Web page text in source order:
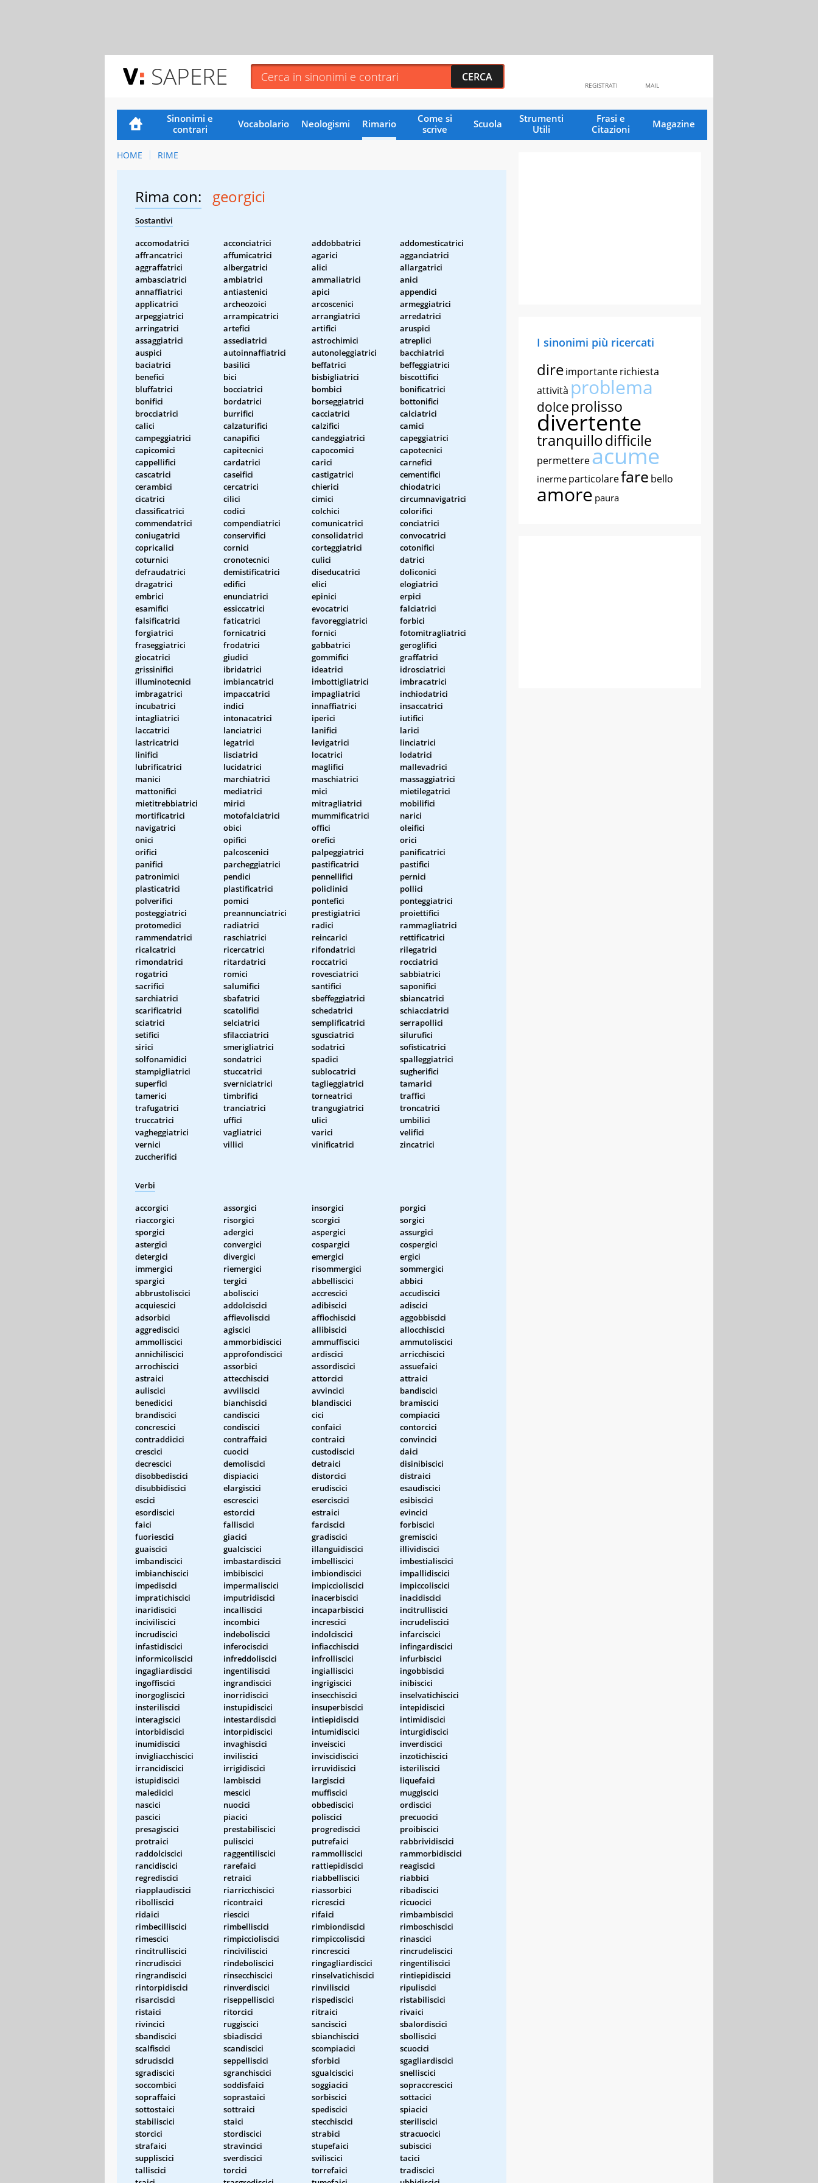
SAPERE MAIL
REGISTRATI
Sinonimi e
contrari
Vocabolario Neologismi Rimario
Come si
scrive
Scuola
Strumenti
Utili
Frasi e
Citazioni
Magazine
HOME RIME
Rima con: georgici
Sostantivi
accomodatrici acconciatrici addobbatrici
addomesticatrici
affrancatrici
affumicatrici agarici
agganciatrici
aggraffatrici
albergatrici alici
allargatrici
ambasciatrici
ambiatrici ammaliatrici
anici
annaffiatrici
antiastenici apici
appendici
applicatrici
archeozoici arcoscenici
armeggiatrici
arpeggiatrici
arrampicatrici arrangiatrici
arredatrici
arringatrici
artefici artifici
aruspici
assaggiatrici
assediatrici astrochimici
atreplici
auspici
autoinnaffiatrici autonoleggiatrici
bacchiatrici
baciatrici
basilici beffatrici
beffeggiatrici
benefici
bici bisbigliatrici
biscottifici
bluffatrici
bocciatrici bombici
bonificatrici
bonifici
bordatrici borseggiatrici
bottonifici
brocciatrici
burrifici cacciatrici
calciatrici
calici
calzaturifici calzifici
camici
campeggiatrici
canapifici candeggiatrici
capeggiatrici
capicomici
capitecnici capocomici
capotecnici
cappellifici
cardatrici carici
carnefici
cascatrici
caseifici castigatrici
cementifici
cerambici
cercatrici chierici
chiodatrici
cicatrici
cilici cimici
circumnavigatrici
classificatrici
codici colchici
colorifici
commendatrici
compendiatrici comunicatrici
conciatrici
coniugatrici
conservifici consolidatrici
convocatrici
copricalici
cornici corteggiatrici
cotonifici
coturnici
cronotecnici culici
datrici
defraudatrici
demistificatrici diseducatrici
doliconici
dragatrici
edifici elici
elogiatrici
embrici
enunciatrici epinici
erpici
esamifici
essiccatrici evocatrici
falciatrici
falsificatrici
faticatrici favoreggiatrici
forbici
forgiatrici
fornicatrici fornici
fotomitragliatrici
fraseggiatrici
frodatrici gabbatrici
geroglifici
giocatrici
giudici gommifici
graffatrici
grissinifici
ibridatrici ideatrici
idrosciatrici
illuminotecnici
imbiancatrici imbottigliatrici
imbracatrici
imbragatrici
impaccatrici impagliatrici
inchiodatrici
incubatrici
indici innaffiatrici
insaccatrici
intagliatrici
intonacatrici iperici
iutifici
laccatrici
lanciatrici lanifici
larici
lastricatrici
legatrici levigatrici
linciatrici
linifici
lisciatrici locatrici
lodatrici
lubrificatrici
lucidatrici maglifici
mallevadrici
manici
marchiatrici maschiatrici
massaggiatrici
mattonifici
mediatrici mici
mietilegatrici
mietitrebbiatrici
mirici mitragliatrici
mobilifici
mortificatrici
motofalciatrici mummificatrici
narici
navigatrici
obici offici
oleifici
onici
opifici orefici
orici
orifici
palcoscenici palpeggiatrici
panificatrici
panifici
parcheggiatrici pastificatrici
pastifici
patronimici
pendici pennellifici
pernici
plasticatrici
plastificatrici policlinici
pollici
polverifici
pomici pontefici
ponteggiatrici
posteggiatrici
preannunciatrici prestigiatrici
proiettifici
protomedici
radiatrici radici
rammagliatrici
rammendatrici
raschiatrici reincarici
rettificatrici
ricalcatrici
ricercatrici rifondatrici
rilegatrici
rimondatrici
ritardatrici roccatrici
rocciatrici
rogatrici
romici rovesciatrici
sabbiatrici
sacrifici
salumifici santifici
saponifici
sarchiatrici
sbafatrici sbeffeggiatrici
sbiancatrici
scarificatrici
scatolifici schedatrici
schiacciatrici
sciatrici
selciatrici semplificatrici
serrapollici
setifici
sfilacciatrici sgusciatrici
silurufici
sirici
smerigliatrici sodatrici
sofisticatrici
solfonamidici
sondatrici spadici
spalleggiatrici
stampigliatrici
stuccatrici sublocatrici
sugherifici
superfici
sverniciatrici taglieggiatrici
tamarici
tamerici
timbrifici torneatrici
traffici
trafugatrici
tranciatrici trangugiatrici
troncatrici
truccatrici
uffici ulici
umbilici
vagheggiatrici
vagliatrici varici
velifici
vernici
villici vinificatrici
zincatrici
zuccherifici
Verbi
accorgici assorgici insorgici
porgici
riaccorgici
risorgici scorgici
sorgici
sporgici
adergici aspergici
assurgici
astergici
convergici cospargici
cospergici
detergici
divergici emergici
ergici
immergici
riemergici risommergici
sommergici
spargici
tergici abbelliscici
abbici
abbrustoliscici
aboliscici accrescici
accudiscici
acquiescici
addolciscici adibiscici
adiscici
adsorbici
affievoliscici affiochiscici
aggobbiscici
aggrediscici
agiscici allibiscici
allocchiscici
ammolliscici
ammorbidiscici ammuffiscici
ammutoliscici
annichiliscici
approfondiscici ardiscici
arricchiscici
arrochiscici
assorbici assordiscici
assuefaici
astraici
attecchiscici attorcici
attraici
auliscici
avviliscici avvincici
bandiscici
benedicici
bianchiscici blandiscici
bramiscici
brandiscici
candiscici cici
compiacici
concrescici
condiscici confaici
contorcici
contraddicici
contraffaici contraici
convincici
crescici
cuocici custodiscici
daici
decrescici
demoliscici detraici
disinibiscici
disobbediscici
dispiacici distorcici
distraici
disubbidiscici
elargiscici erudiscici
esaudiscici
escici
escrescici eserciscici
esibiscici
esordiscici
estorcici estraici
evincici
faici
falliscici farciscici
forbiscici
fuoriescici
giacici gradiscici
gremiscici
guaiscici
gualciscici illanguidiscici
illividiscici
imbandiscici
imbastardiscici imbelliscici
imbestialiscici
imbianchiscici
imbibiscici imbiondiscici
impallidiscici
impediscici
impermaliscici impiccioliscici
impiccoliscici
impratichiscici
imputridiscici inacerbiscici
inacidiscici
inaridiscici
incalliscici incaparbiscici
incitrulliscici
inciviliscici
incombici increscici
incrudeliscici
incrudiscici
indeboliscici indolciscici
infarciscici
infastidiscici
inferociscici infiacchiscici
infingardiscici
informicoliscici
infreddoliscici infrolliscici
infurbiscici
ingagliardiscici
ingentiliscici ingialliscici
ingobbiscici
ingoffiscici
ingrandiscici ingrigiscici
inibiscici
inorgogliscici
inorridiscici insecchiscici
inselvatichiscici
insteriliscici
instupidiscici insuperbiscici
intepidiscici
interagiscici
intestardiscici intiepidiscici
intimidiscici
intorbidiscici
intorpidiscici intumidiscici
inturgidiscici
inumidiscici
invaghiscici inveiscici
inverdiscici
invigliacchiscici
inviliscici inviscidiscici
inzotichiscici
irrancidiscici
irrigidiscici irruvidiscici
isteriliscici
istupidiscici
lambiscici largiscici
liquefaici
maledicici
mescici muffiscici
muggiscici
nascici
nuocici obbediscici
ordiscici
pascici
piacici poliscici
precuocici
presagiscici
prestabiliscici progrediscici
proibiscici
protraici
puliscici putrefaici
rabbrividiscici
raddolciscici
raggentiliscici rammolliscici
rammorbidiscici
rancidiscici
rarefaici rattiepidiscici
reagiscici
regrediscici
retraici riabbelliscici
riabbici
riapplaudiscici
riarricchiscici riassorbici
ribadiscici
ribolliscici
ricontraici ricrescici
ricuocici
ridaici
riescici rifaici
rimbambiscici
rimbecilliscici
rimbelliscici rimbiondiscici
rimboschiscici
rimescici
rimpiccioliscici rimpiccoliscici
rinascici
rincitrulliscici
rinciviliscici rincrescici
rincrudeliscici
rincrudiscici
rindeboliscici ringagliardiscici
ringentiliscici
ringrandiscici
rinsecchiscici rinselvatichiscici
rintiepidiscici
rintorpidiscici
rinverdiscici rinviliscici
ripuliscici
risarciscici
riseppelliscici rispediscici
ristabiliscici
ristaici
ritorcici ritraici
rivaici
rivincici
ruggiscici sanciscici
sbalordiscici
sbandiscici
sbiadiscici sbianchiscici
sbolliscici
scalfiscici
scandiscici scompiacici
scuocici
sdruciscici
seppelliscici sforbici
sgagliardiscici
sgradiscici
sgranchiscici sgualciscici
snelliscici
soccombici
soddisfaici soggiacici
sopraccrescici
sopraffaici
soprastaici sorbiscici
sottacici
sottostaici
sottraici spediscici
spiacici
stabiliscici
staici stecchiscici
steriliscici
storcici
stordiscici strabici
stracuocici
strafaici
stravincici stupefaici
subiscici
suppliscici
sverdiscici sviliscici
tacici
talliscici
torcici torrefaici
tradiscici
I sinonimi più ricercati
direimportanterichiesta
attività problema
dolce prolisso
divertente
tranquillodifficile
permettereacume
inerme particolarefare bello
amore paura